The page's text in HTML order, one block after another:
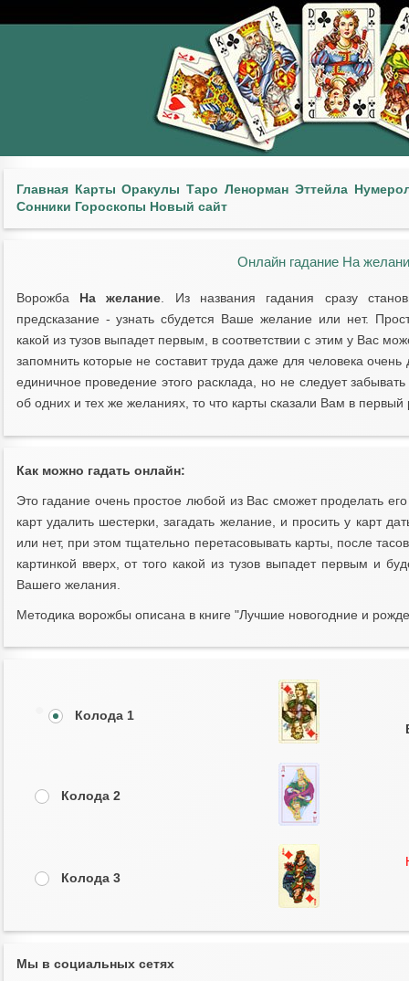
Главная Карты Оракулы Таро Ленорман Эттейла
Сонники Гороскопы Новый сайт
Онлайн гадание На
Ворожба На желание . Из названия гадания сразу
предсказание - узнать сбудется Ваше желание или нет.
какой из тузов выпадет первым, в соответствии с этим у Вас
запомнить которые не составит труда даже для человека
единичное проведение этого расклада, но не следует
об одних и тех же желаниях, то что карты сказали Вам в
Как можно гадать онлайн:
Это гадание очень простое любой из Вас сможет проделать
карт удалить шестерки, загадать желание, и просить у карт
или нет, при этом тщательно перетасовывать карты, после
картинкой вверх, от того какой из тузов выпадет первым и
Вашего желания.
Методика ворожбы описана в книге "Лучшие новогодние и
Колода 1
Колода 2
Колода 3
Мы в социальных сетях